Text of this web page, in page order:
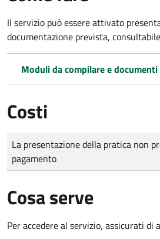
Il servizio può essere attivato
documentazione prevista,
Moduli da compilare e
Costi
Tipo di pagamento
Importo
La presentazione della pratica non
pagamento
Cosa serve
Per accedere al servizio, assicurati di